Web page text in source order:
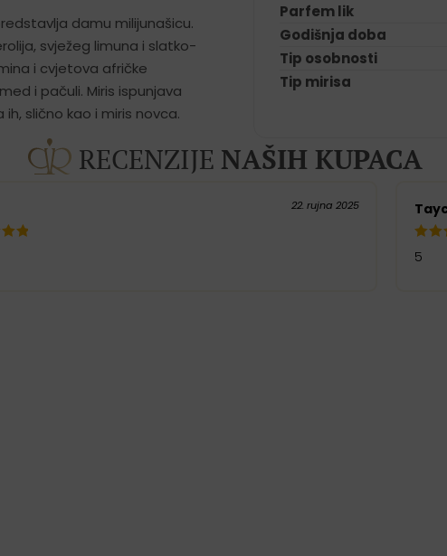
damu milijunašicu.
svježeg limuna i slatko-
i cvjetova afričke
i pačuli. Miris ispunjava
slično kao i miris novca.
Parfem lik
Godišnja doba
Tip osobnosti
Tip mirisa
RECENZIJE NAŠIH KUPACA
22. rujna 2025
5